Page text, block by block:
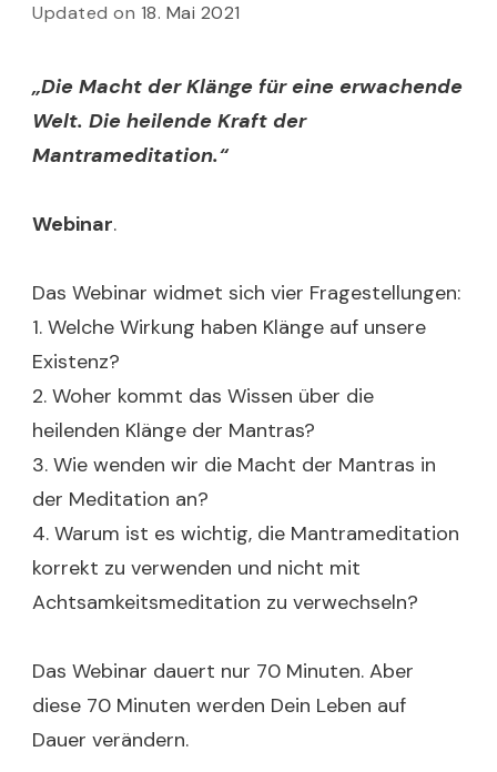
Updated on 18. Mai 2021
„Die Macht der Klänge für eine erwachende
Welt. Die heilende Kraft der
Mantrameditation.“
Webinar.
Das Webinar widmet sich vier Fragestellungen:
1. Welche Wirkung haben Klänge auf unsere
Existenz?
2. Woher kommt das Wissen über die
heilenden Klänge der Mantras?
3. Wie wenden wir die Macht der Mantras in
der Meditation an?
4. Warum ist es wichtig, die Mantrameditation
korrekt zu verwenden und nicht mit
Achtsamkeitsmeditation zu verwechseln?
Das Webinar dauert nur 70 Minuten. Aber
diese 70 Minuten werden Dein Leben auf
Dauer verändern.